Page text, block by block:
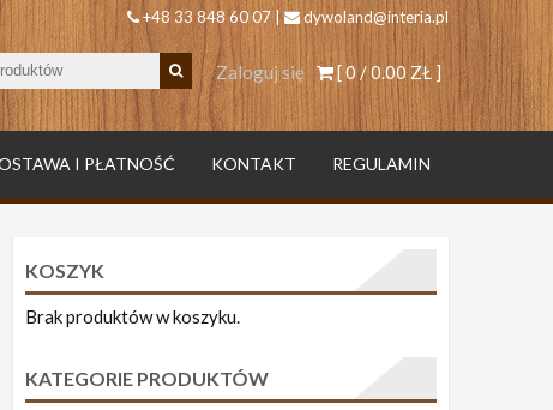
+48 33 848 60 07 | dywoland@interia.pl
[ 0 /0.00 ZŁ]
Zaloguj się
I PŁATNOŚĆ KONTAKT REGULAMIN
KOSZYK
Brak produktów w koszyku.
KATEGORIE PRODUKTÓW